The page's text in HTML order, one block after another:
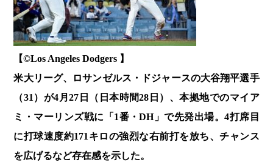
【©️Los Angeles Dodgers 】
米大リーグ、ロサンゼルス・ドジャースの大谷翔平選手
（31）が4月27日（日本時間28日）、本拠地でのマイア
ミ・マーリンズ戦に「1番・DH」で先発出場。4打席目
に打球速度約171キロの強烈な右前打を放ち、チャンス
を広げるなど存在感を示した。